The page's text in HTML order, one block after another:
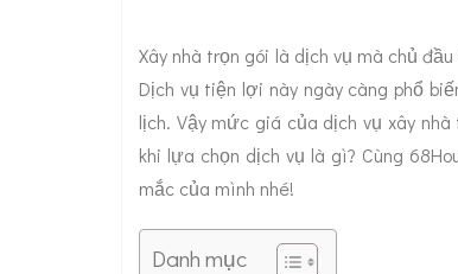
Xây nhà trọn gói là dịch vụ mà chủ
Dịch vụ tiện lợi này ngày càng phổ
lịch. Vậy mức giá của dịch vụ xây
khi lựa chọn dịch vụ là gì? Cùng
mắc của mình nhé!
Danh mục